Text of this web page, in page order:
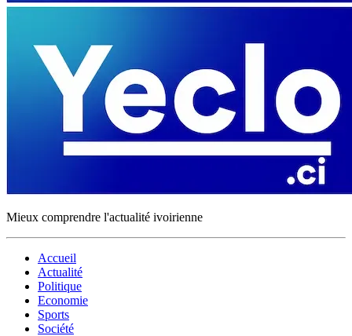
Mieux comprendre l'actualité ivoirienne
Accueil
Actualité
Politique
Economie
Sports
Société